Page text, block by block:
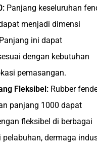
Panjang keseluruhan
menjadi dimensi
ini dapat
dengan kebutuhan
pemasangan.
Fleksibel: Rubber
panjang 1000 dapat
fleksibel di berbagai
pelabuhan, dermaga